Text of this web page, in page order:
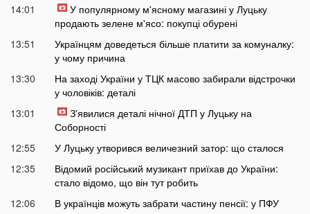
14:01
У популярному м'ясному магазині у Луцьку
продають зелене м'ясо: покупці обурені
13:51
Українцям доведеться більше платити за комуналку:
у чому причина
13:30
На заході України у ТЦК масово забирали відстрочки
у чоловіків: деталі
13:01
Зʼявилися деталі нічної ДТП у Луцьку на
Соборності
12:55
У Луцьку утворився величезний затор: що сталося
12:35
Відомий російський музикант приїхав до України:
стало відомо, що він тут робить
12:06
В українців можуть забрати частину пенсії: у ПФУ